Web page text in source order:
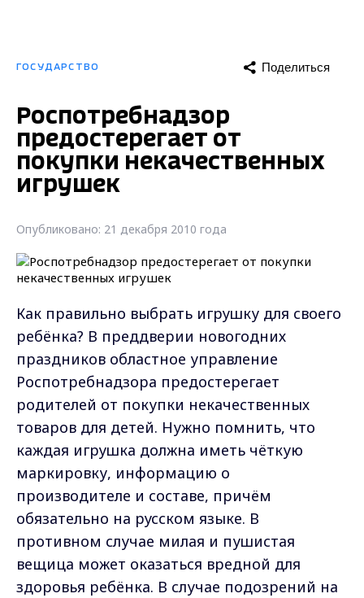
ГОСУДАРСТВО Поделиться
Роспотребнадзор
предостерегает от
покупки некачественных
игрушек
Опубликовано: 21 декабря 2010 года
Как правильно выбрать игрушку для своего
ребёнка? В преддверии новогодних
праздников областное управление
Роспотребнадзора предостерегает
родителей от покупки некачественных
товаров для детей. Нужно помнить, что
каждая игрушка должна иметь чёткую
маркировку, информацию о
производителе и составе, причём
обязательно на русском языке. В
противном случае милая и пушистая
вещица может оказаться вредной для
здоровья ребёнка. В случае подозрений на